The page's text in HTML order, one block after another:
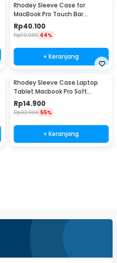
Rhodey Sleeve Case for
MacBook Pro Touch Bar
Neoprene with Pouch 15.6 Inch
- YG6005
Rp40.100
Rp70.900 44%
+ Keranjang
Rhodey Sleeve Case Laptop
Tablet Macbook Pro Soft
Protection Felt 12 Inch - MR24
Rp14.900
Rp32.900 55%
+ Keranjang